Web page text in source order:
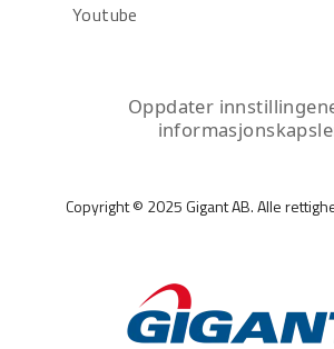
Youtube
Oppdater
Copyright © 2025 Gigant AB. Alle